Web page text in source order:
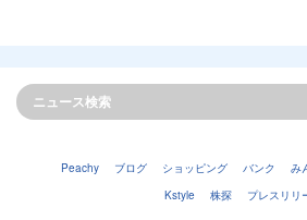
Peachy ブログ ショッピング バンク み
Kstyle
株探 プレスリリ